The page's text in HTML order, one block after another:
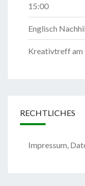
15:00
Englisch
Kreativtreffam
RECHTLICHES
Impressum,